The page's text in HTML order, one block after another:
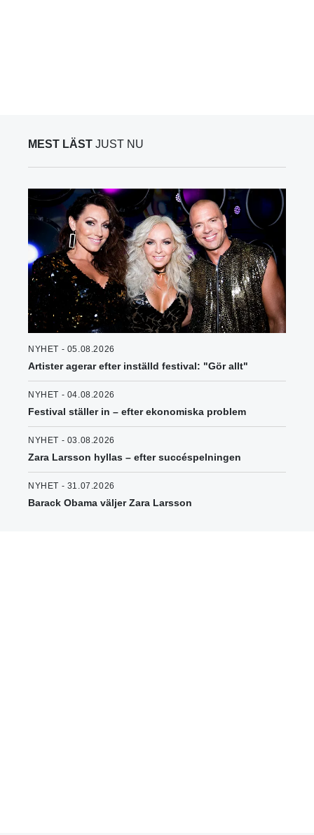
MEST LÄST JUST NU
NYHET - 05.08.2026
Artister agerar efter inställd festival: "Gör allt"
NYHET - 04.08.2026
Festival ställer in – efter ekonomiska problem
NYHET - 03.08.2026
Zara Larsson hyllas – efter succéspelningen
NYHET - 31.07.2026
Barack Obama väljer Zara Larsson